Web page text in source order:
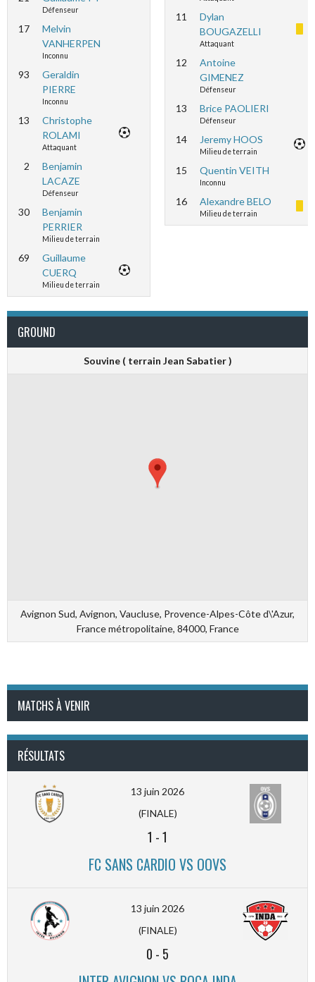
Défenseur
17
Melvin
VANHERPEN
Inconnu
93
Geraldin
PIERRE
Inconnu
13
Christophe
ROLAMI
Attaquant
2
Benjamin
LACAZE
Défenseur
30
Benjamin
PERRIER
Milieu de terrain
69
Guillaume
CUERQ
Milieu de terrain
11
Dylan
BOUGAZELLI
Attaquant
12
Antoine
GIMENEZ
Défenseur
13 Brice PAOLIERI
Défenseur
14 Jeremy HOOS
Milieu de terrain
15 Quentin VEITH
Inconnu
16 Alexandre BELO
Milieu de terrain
GROUND
Souvine ( terrain Jean Sabatier )
Avignon Sud, Avignon, Vaucluse, Provence-Alpes-Côte d\'Azur,
France métropolitaine, 84000, France
MATCHS À VENIR
RÉSULTATS
13 juin 2026
(FINALE)
1 -1
FC SANS CARDIO VS OOVS
13 juin 2026
(FINALE)
0 - 5